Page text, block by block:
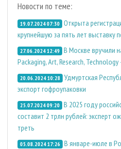
Новости по теме:
19.07.2024 07:30 Открыта
крупнейшую за пять лет выставку
27.06.2024 12:49 В Москве вручили
Packaging, Art, Research, Technology
20.06.2024 10:28 Удмуртская
экспорт гофроупаковки
25.07.2024 09:20 В 2025 году
составит 2 трлн рублей: эксперт
треть
05.08.2024 17:26 В январе-июле в